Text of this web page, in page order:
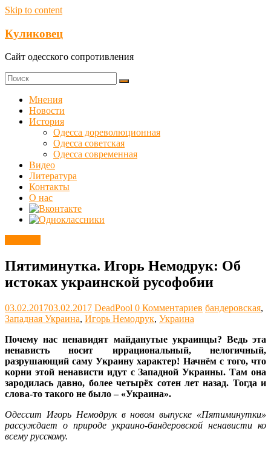
Skip to content
Куликовец
Сайт одесского сопротивления
Мнения
Новости
История
Одесса дореволюционная
Одесса советская
Одесса современная
Видео
Литература
Контакты
О нас
Пятиминутка. Игорь Немодрук: Об
истоках украинской русофобии
03.02.201703.02.2017 DeadPool 0 Комментариев бандеровская,
Западная Украина, Игорь Немодрук, Украина
Почему нас ненавидят майданутые украинцы? Ведь эта
ненависть носит иррациональный, нелогичный,
разрушающий саму Украину характер! Начнём с того, что
корни этой ненависти идут с Западной Украины. Там она
зародилась давно, более четырёх сотен лет назад. Тогда и
слова-то такого не было – «Украина».
Одессит Игорь Немодрук в новом выпуске «Пятиминутки»
рассуждает о природе украино-бандеровской ненависти ко
всему русскому.